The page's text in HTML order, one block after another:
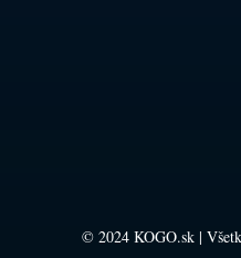
© 2024 KOGO.sk |